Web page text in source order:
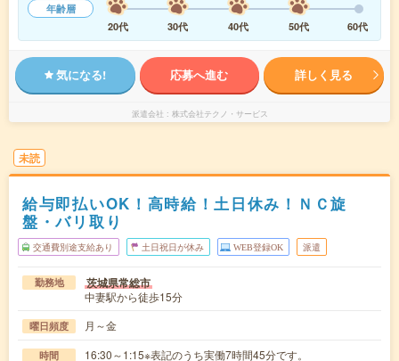
年齢層
20代
30代 40代 50代 60代
気になる! 応募へ進む 詳しく見る
派遣会社 株式会社テクノ・サービス
未読
給与即払いOK！高時給！土日休み！ＮＣ旋
盤・バリ取り
交通費別途支給あり 土日祝日が休み WEB登録OK 派遣
勤務地 茨城県常総市
中妻駅から徒歩15分
曜日頻度 月～金
時間 16:30～1:15※表記のうち実働7時間45分です。